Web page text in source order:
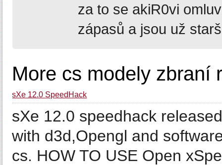
za to se akiR0vi
zápasů a jsou už
More cs modely zbraní
sXe 12.0 SpeedHack
sXe 12.0 speedhack
with d3d,Opengl and
cs. HOW TO USE Open